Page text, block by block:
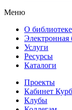
Меню
О библиотеке
Электронная
Услуги
Ресурсы
Каталоги
Проекты
Кабинет
Клубы